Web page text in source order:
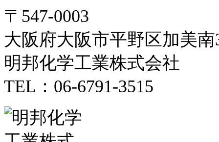
〒547-0003
大阪府大阪市平野区加美南
明邦化学工業株式会社
TEL：06-6791-3515